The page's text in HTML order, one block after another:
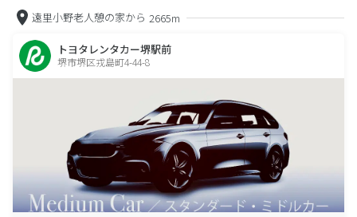
遠里小野老人憩の家から 2665m
トヨタレンタカー堺駅前
堺市堺区戎島町4-44-8